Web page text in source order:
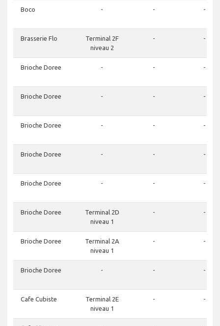
Boco - - -
Brasserie Flo
Terminal 2F
niveau 2
- -
Brioche Doree - - -
Brioche Doree - - -
Brioche Doree - - -
Brioche Doree - - -
Brioche Doree - - -
Brioche Doree
Terminal 2D
niveau 1
- -
Brioche Doree
Terminal 2A
niveau 1
- -
Brioche Doree - - -
Cafe Cubiste
Terminal 2E
niveau 1
- -